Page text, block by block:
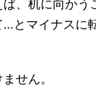
、机に向かう
…とマイナスに
せん。